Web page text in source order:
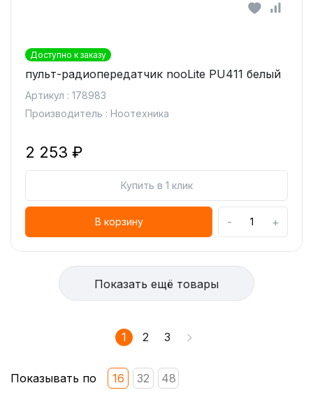
Доступно к заказу
пульт-радиопередатчик nooLite PU411 белый
Артикул : 178983
Производитель : Ноотехника
2 253 ₽
Купить в 1 клик
В корзину - +
Показать ещё товары
1 2 3
Показывать по 16 32 48